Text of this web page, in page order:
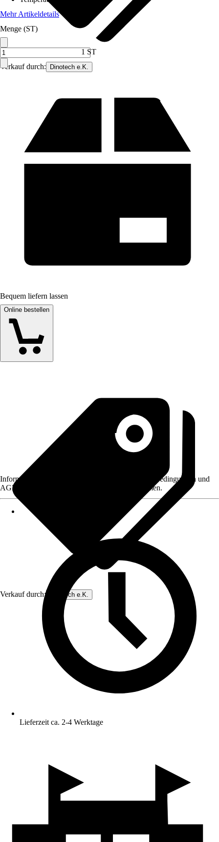
Verkauf durch: Dinotech e.K.
Mehr Artikeldetails
Menge (ST)
1 ST
Bequem liefern lassen
Online bestellen
Verkauf durch: Dinotech e.K.
Informationen des Verkäufers, wie z. B. Rückgabebedingungen und
AGB, finden Sie bei Klick auf den Verkäufernamen.
Lieferzeit ca. 2-4 Werktage